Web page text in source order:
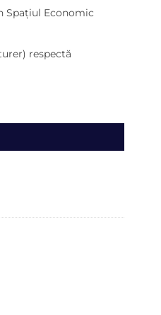
Spațiul Economic
respectă